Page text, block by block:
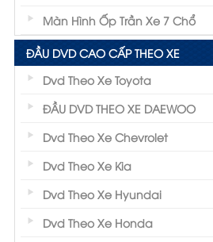
Màn Hình Ốp Trần Xe 7 Chổ
ĐẦU DVD CAO CẤP THEO XE
Dvd Theo Xe Toyota
ĐẦU DVD THEO XE DAEWOO
Dvd Theo Xe Chevrolet
Dvd Theo Xe Kia
Dvd Theo Xe Hyundai
Dvd Theo Xe Honda